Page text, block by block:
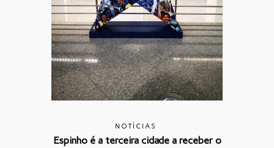
NOTÍCIAS
Espinho é a terceira cidade a receber o